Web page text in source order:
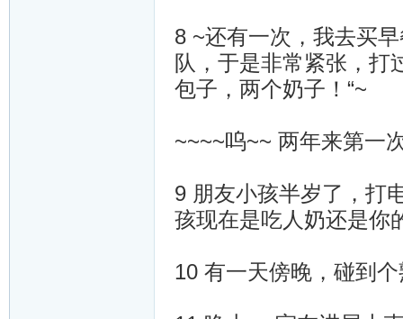
8 ~还有一次，我去买
队，于是非常紧张，打
包子，两个奶子！“~
~~~~呜~~ 两年来第一
9 朋友小孩半岁了，打
孩现在是吃人奶还是你
10 有一天傍晚，碰到